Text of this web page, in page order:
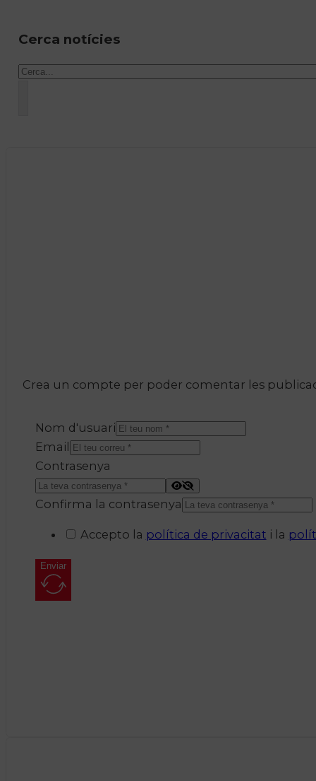
Cerca notícies
Cercar
Crea un compte per poder comentar les
Nom d'usuari
Email
Contrasenya
Confirma la contrasenya
Accepto la política de privacitat i la
Enviar